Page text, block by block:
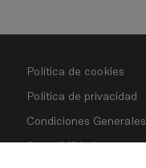
Política de cookies
Política de privacidad
Condiciones Generales
Accesibilidad